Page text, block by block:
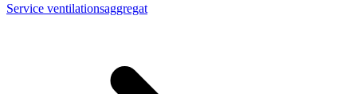
Service ventilationsaggregat